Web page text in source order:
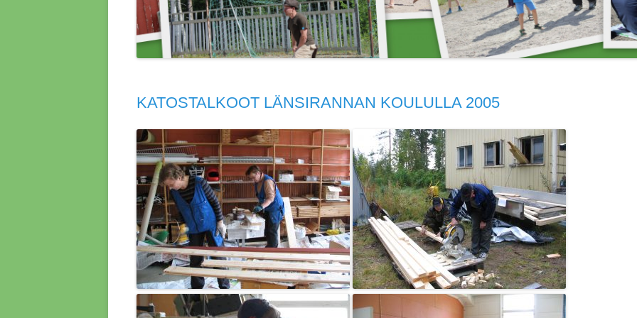
15.4.2018
HALLITUKSEN
KAKSIO
PALLOKENTÄN
LAAJENNUSTALKOOT 2004
KATOSTALKOOT LÄNSIRANNAN KOULULLA 2005